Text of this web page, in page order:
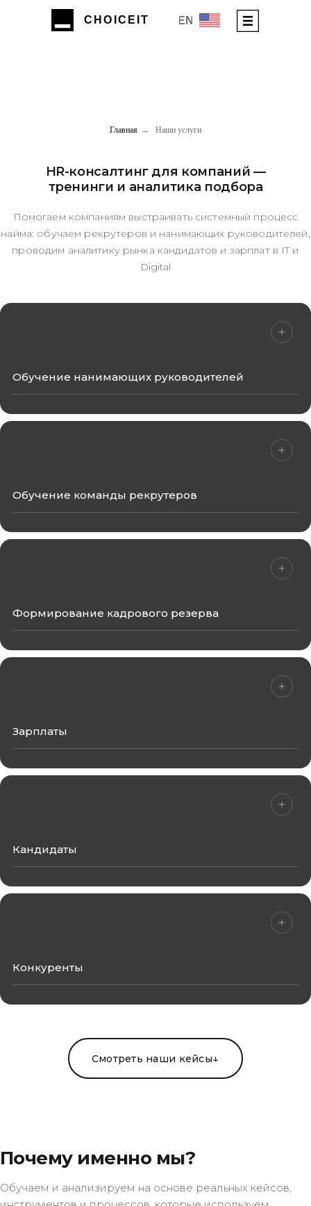
CHOIСEIT EN
Главная → Наши услуги
HR-консалтинг для компаний —
тренинги и аналитика подбора
Помогаем компаниям выстраивать системный процесс
найма: обучаем рекрутеров и нанимающих руководителей,
проводим аналитику рынка кандидатов и зарплат в IT и
Digital
Обучение нанимающих руководителей
Обучение команды рекрутеров
Формирование кадрового резерва
Зарплаты
Кандидаты
Конкуренты
Смотреть наши кейсы↓
Почему именно мы?
Обучаем и анализируем на основе реальных кейсов,